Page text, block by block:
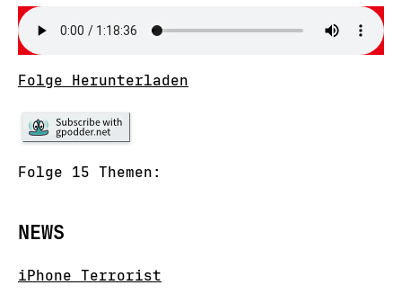
Folge Herunterladen
Folge 15 Themen:
NEWS
iPhone Terrorist